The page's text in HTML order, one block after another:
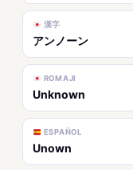
漢字
アンノーン
ROMAJI
Unknown
ESPAÑOL
Unown